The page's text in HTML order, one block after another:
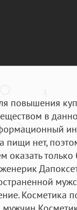
повышения
в
нет,
только
Косметика